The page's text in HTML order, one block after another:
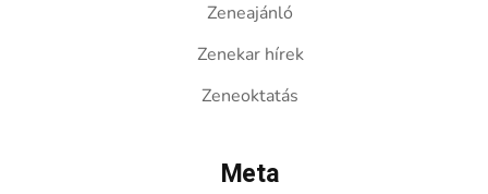
Zeneajánló
Zenekar hírek
Zeneoktatás
Meta